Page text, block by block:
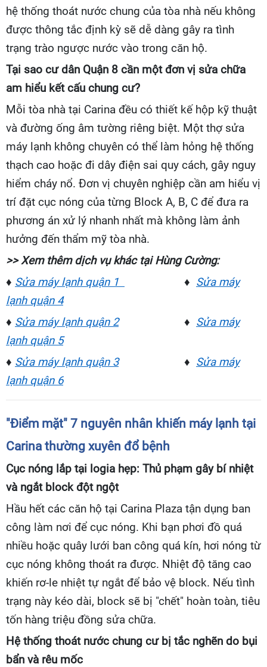
hệ thống thoát nước chung của tòa nhà nếu không
được thông tắc định kỳ sẽ dễ dàng gây ra tình
trạng trào ngược nước vào trong căn hộ.
Tại sao cư dân Quận 8 cần một đơn vị sửa chữa
am hiểu kết cấu chung cư?
Mỗi tòa nhà tại Carina đều có thiết kế hộp kỹ thuật
và đường ống âm tường riêng biệt. Một thợ sửa
máy lạnh không chuyên có thể làm hỏng hệ thống
thạch cao hoặc đi dây điện sai quy cách, gây nguy
hiểm cháy nổ. Đơn vị chuyên nghiệp cần am hiểu vị
trí đặt cục nóng của từng Block A, B, C để đưa ra
phương án xử lý nhanh nhất mà không làm ảnh
hưởng đến thẩm mỹ tòa nhà.
>> Xem thêm dịch vụ khác tại Hùng Cường:
♦ Sửa máy lạnh quận 1 ♦ Sửa máy
lạnh quận 4
♦ Sửa máy lạnh quận 2 ♦ Sửa máy
lạnh quận 5
♦ Sửa máy lạnh quận 3 ♦ Sửa máy
lạnh quận 6
"Điểm mặt" 7 nguyên nhân khiến máy lạnh tại
Carina thường xuyên đổ bệnh
Cục nóng lắp tại logia hẹp: Thủ phạm gây bí nhiệt
và ngắt block đột ngột
Hầu hết các căn hộ tại Carina Plaza tận dụng ban
công làm nơi để cục nóng. Khi bạn phơi đồ quá
nhiều hoặc quây lưới ban công quá kín, hơi nóng từ
cục nóng không thoát ra được. Nhiệt độ tăng cao
khiến rơ-le nhiệt tự ngắt để bảo vệ block. Nếu tình
trạng này kéo dài, block sẽ bị "chết" hoàn toàn, tiêu
tốn hàng triệu đồng sửa chữa.
Hệ thống thoát nước chung cư bị tắc nghẽn do bụi
bẩn và rêu mốc